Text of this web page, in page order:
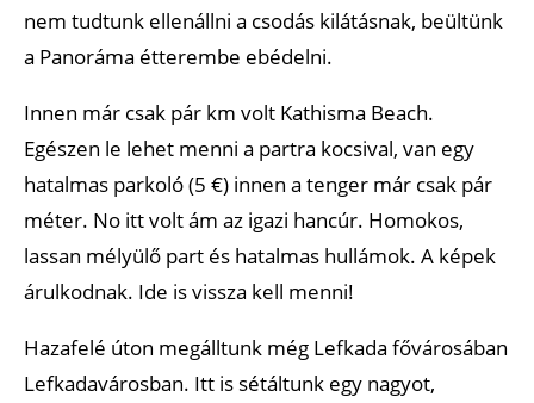
nem tudtunk ellenállni a csodás kilátásnak, beültünk
a Panoráma étterembe ebédelni.
Innen már csak pár km volt Kathisma Beach.
Egészen le lehet menni a partra kocsival, van egy
hatalmas parkoló (5 €) innen a tenger már csak pár
méter. No itt volt ám az igazi hancúr. Homokos,
lassan mélyülő part és hatalmas hullámok. A képek
árulkodnak. Ide is vissza kell menni!
Hazafelé úton megálltunk még Lefkada fővárosában
Lefkadavárosban. Itt is sétáltunk egy nagyot,